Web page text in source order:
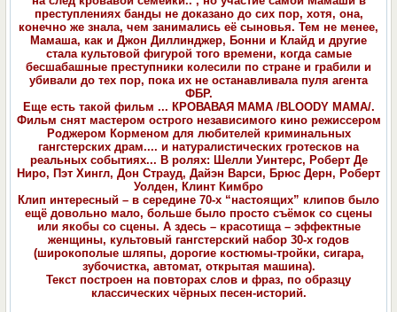
преступлениях банды не доказано до сих пор, хотя, она,
конечно же знала, чем занимались её сыновья. Тем не менее,
Мамаша, как и Джон Диллинджер, Бонни и Клайд и другие
стала культовой фигурой того времени, когда самые
бесшабашные преступники колесили по стране и грабили и
убивали до тех пор, пока их не останавливала пуля агента
ФБР.
Еще есть такой фильм ... КРОВАВАЯ МАМА /BLOODY MAMA/.
Фильм снят мастером острого независимого кино режиссером
Роджером Корменом для любителей криминальных
гангстерских драм.... и натуралистических гротесков на
реальных событиях... В ролях: Шелли Уинтерс, Роберт Де
Ниро, Пэт Хингл, Дон Страуд, Дайэн Варси, Брюс Дерн, Роберт
Уолден, Клинт Кимбро
Клип интересный – в середине 70-х “настоящих” клипов было
ещё довольно мало, больше было просто съёмок со сцены
или якобы со сцены. А здесь – красотища – эффектные
женщины, культовый гангстерский набор 30-х годов
(широкополые шляпы, дорогие костюмы-тройки, сигара,
зубочистка, автомат, открытая машина).
Текст построен на повторах слов и фраз, по образцу
классических чёрных песен-историй.